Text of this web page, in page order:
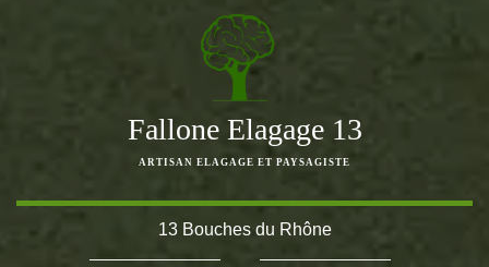
Fallone Elagage 13
ARTISAN ELAGAGE ET PAYSAGISTE
13 Bouches du Rhône